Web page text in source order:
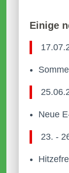
Einige
Neue
23. -